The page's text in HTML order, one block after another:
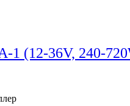
1 (12-36V, 240-